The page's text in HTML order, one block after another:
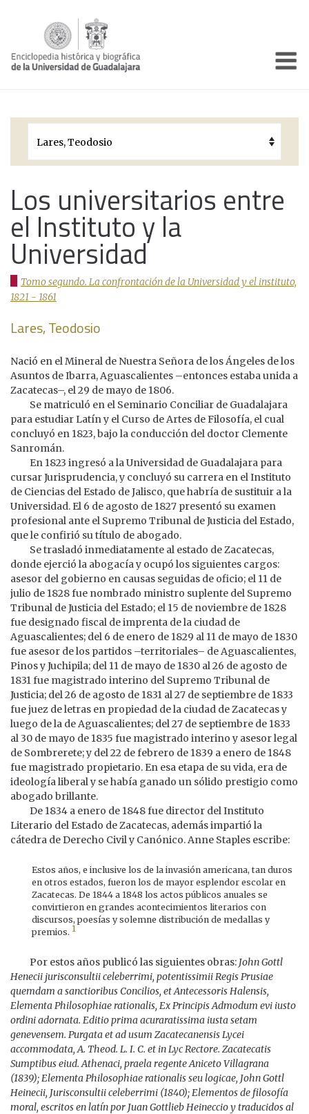
Períodos Históricos
Galería
Documentos institucionales
Los universitarios entre
el Instituto y la
Universidad
Tomo segundo. La confrontación de la Universidad y el instituto,
1821 - 1861
Lares, Teodosio
Nació en el Mineral de Nuestra Señora de los Ángeles de los
Asuntos de Ibarra, Aguascalientes –entonces estaba unida a
Zacatecas–, el 29 de mayo de 1806.
Se matriculó en el Seminario Conciliar de Guadalajara
para estudiar Latín y el Curso de Artes de Filosofía, el cual
concluyó en 1823, bajo la conducción del doctor Clemente
Sanromán.
En 1823 ingresó a la Universidad de Guadalajara para
cursar Jurisprudencia, y concluyó su carrera en el Instituto
de Ciencias del Estado de Jalisco, que habría de sustituir a la
Universidad. El 6 de agosto de 1827 presentó su examen
profesional ante el Supremo Tribunal de Justicia del Estado,
que le confirió su título de abogado.
Se trasladó inmediatamente al estado de Zacatecas,
donde ejerció la abogacía y ocupó los siguientes cargos:
asesor del gobierno en causas seguidas de oficio; el 11 de
julio de 1828 fue nombrado ministro suplente del Supremo
Tribunal de Justicia del Estado; el 15 de noviembre de 1828
fue designado fiscal de imprenta de la ciudad de
Aguascalientes; del 6 de enero de 1829 al 11 de mayo de 1830
fue asesor de los partidos –territoriales– de Aguascalientes,
Pinos y Juchipila; del 11 de mayo de 1830 al 26 de agosto de
1831 fue magistrado interino del Supremo Tribunal de
Justicia; del 26 de agosto de 1831 al 27 de septiembre de 1833
fue juez de letras en propiedad de la ciudad de Zacatecas y
luego de la de Aguascalientes; del 27 de septiembre de 1833
al 30 de mayo de 1835 fue magistrado interino y asesor legal
de Sombrerete; y del 22 de febrero de 1839 a enero de 1848
fue magistrado propietario. En esa etapa de su vida, era de
ideología liberal y se había ganado un sólido prestigio como
abogado brillante.
De 1834 a enero de 1848 fue director del Instituto
Literario del Estado de Zacatecas, además impartió la
cátedra de Derecho Civil y Canónico. Anne Staples escribe:
Estos años, e inclusive los de la invasión americana, tan duros
en otros estados, fueron los de mayor esplendor escolar en
Zacatecas. De 1844 a 1848 los actos públicos anuales se
convirtieron en grandes acontecimientos literarios con
discursos, poesías y solemne distribución de medallas y
premios. 1
Por estos años publicó las siguientes obras: John Gottl
Henecii jurisconsultii celeberrimi, potentissimii Regis Prusiae
quemdam a sanctioribus Concilios, et Antecessoris Halensis,
Elementa Philosophiae rationalis, Ex Principis Admodum evi iusto
ordini adornata. Editio prima acuraratissima iusta setam
genevensem. Purgata et ad usum Zacatecanensis Lycei
accommodata, A. Theod. L. I. C. et in Lyc Rectore. Zacatecatis
Sumptibus eiud. Athenaci, praela regente Aniceto Villagrana
(1839); Elementa Philosophiae rationalis seu logicae, John Gottl
Heinecii, Jurisconsultii celeberrimi (1840); Elementos de filosofía
moral, escritos en latín por Juan Gottlieb Heineccio y traducidos al